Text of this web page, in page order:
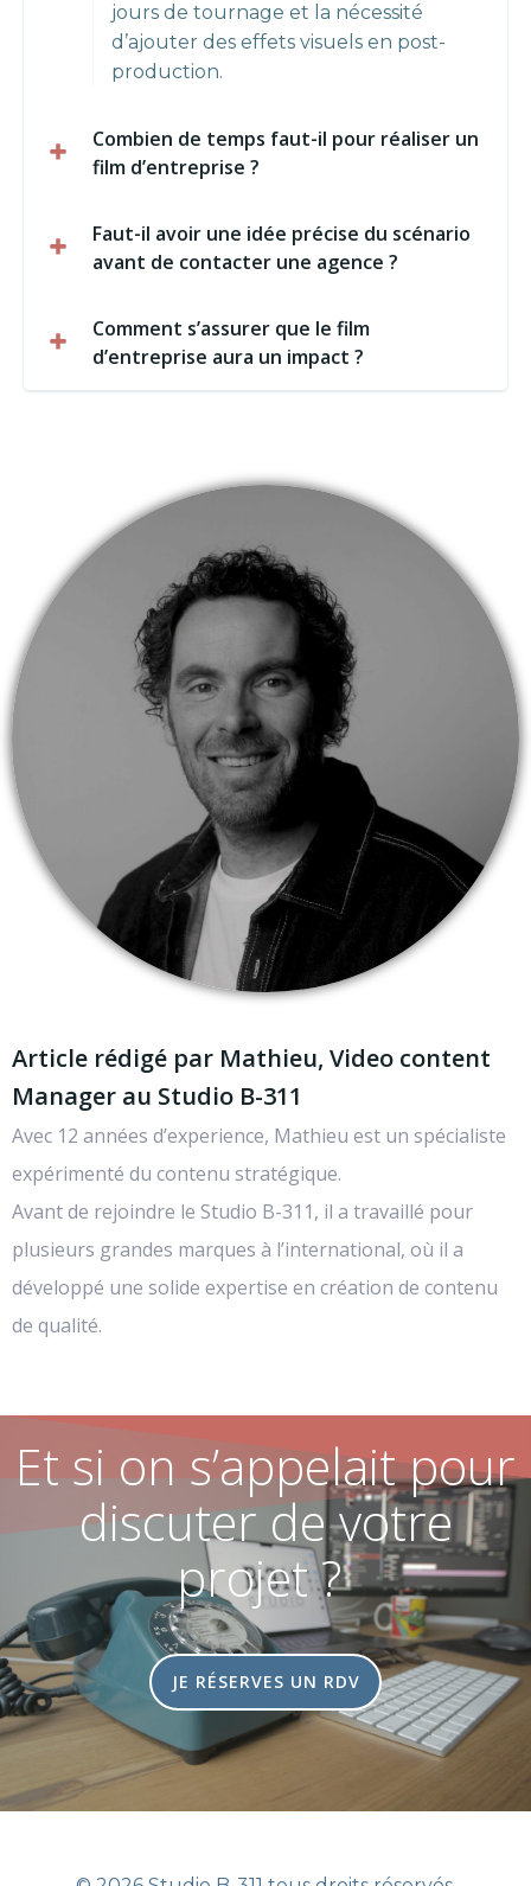
jours de tournage et la nécessité
d’ajouter des effets visuels en post-
production.
Combien de temps faut-il pour réaliser un
film d’entreprise ?
Faut-il avoir une idée précise du scénario
avant de contacter une agence ?
Comment s’assurer que le film
d’entreprise aura un impact ?
Article rédigé par Mathieu, Video content
Manager au Studio B-311
Avec 12 années d’experience, Mathieu est un spécialiste
expérimenté du contenu stratégique.
Avant de rejoindre le Studio B-311, il a travaillé pour
plusieurs grandes marques à l’international, où il a
développé une solide expertise en création de contenu
de qualité.
Et si on s’appelait pour
discuter de votre
projet ?
JE RÉSERVES UN RDV